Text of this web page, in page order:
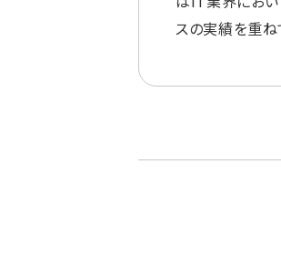
スの実績を重ね